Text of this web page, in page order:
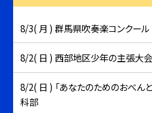
8/3( 月 ) 群馬県吹奏楽コンクール
8/2( 日 ) 西部地区少年の主張大
8/2( 日 ) 「あなたのためのおべん
科部